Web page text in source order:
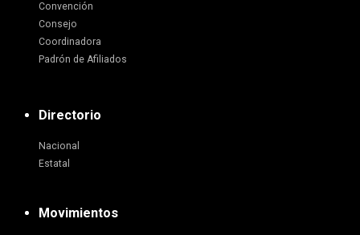
Convención
Consejo
Coordinadora
Padrón de Afiliados
Directorio
Nacional
Estatal
Movimientos